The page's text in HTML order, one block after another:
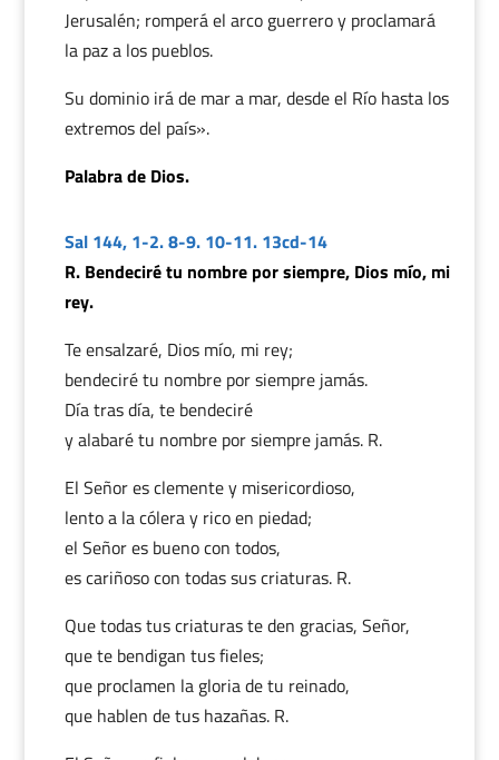
Jerusalén; romperá el arco guerrero y proclamará
la paz a los pueblos.
Su dominio irá de mar a mar, desde el Río hasta los
extremos del país».
Palabra de Dios.
Sal 144, 1-2. 8-9. 10-11. 13cd-14
R. Bendeciré tu nombre por siempre, Dios mío, mi
rey.
Te ensalzaré, Dios mío, mi rey;
bendeciré tu nombre por siempre jamás.
Día tras día, te bendeciré
y alabaré tu nombre por siempre jamás. R.
El Señor es clemente y misericordioso,
lento a la cólera y rico en piedad;
el Señor es bueno con todos,
es cariñoso con todas sus criaturas. R.
Que todas tus criaturas te den gracias, Señor,
que te bendigan tus fieles;
que proclamen la gloria de tu reinado,
que hablen de tus hazañas. R.